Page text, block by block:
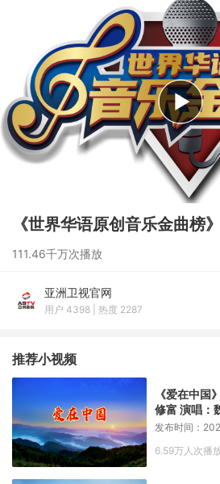
《世界华语原创音乐金曲榜
111.46千万次播放
亚洲卫视官网
用户 4398 | 热度 2287
推荐小视频
《爱在中国
修富 演唱：
发布时间：
6.59万人次播